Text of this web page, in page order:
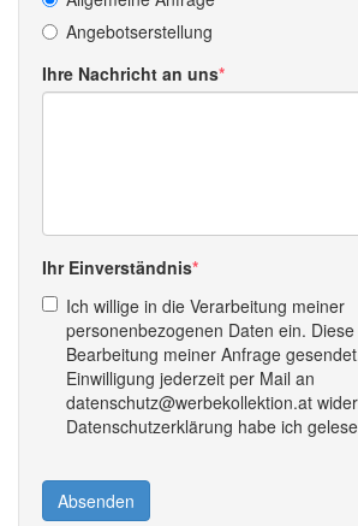
Angebotserstellung
Ihre Nachricht an uns
Ihr Einverständnis
Ich willige in die Verarbeitung meiner
personenbezogenen Daten ein.
Bearbeitung meiner Anfrage
Einwilligung jederzeit per Mail an
datenschutz@werbekollektion.at
Datenschutzerklärung habe ich
Absenden